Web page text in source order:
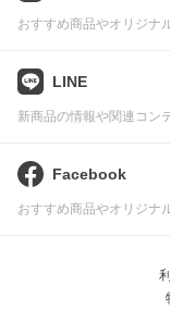
おすすめ商品やオリジナ
LINE
新商品の情報や関連コン
Facebook
おすすめ商品やオリジナ